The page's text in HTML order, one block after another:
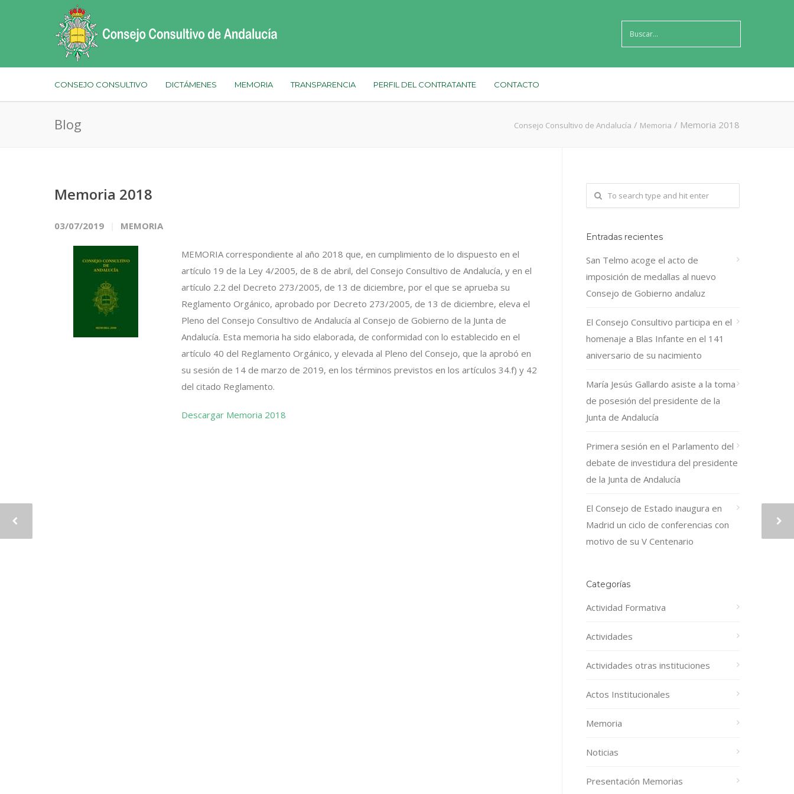
CONSEJO CONSULTIVO DICTÁMENES MEMORIA TRANSPARENCIA PERFIL DEL CONTRATANTE CONTACTO
Blog Consejo Consultivo de Andalucía / Memoria / Memoria 2018
Memoria 2018
03/07/2019 MEMORIA
MEMORIA correspondiente al año 2018 que, en cumplimiento de lo dispuesto en el
artículo 19 de la Ley 4/2005, de 8 de abril, del Consejo Consultivo de Andalucía, y en el
artículo 2.2 del Decreto 273/2005, de 13 de diciembre, por el que se aprueba su
Reglamento Orgánico, aprobado por Decreto 273/2005, de 13 de diciembre, eleva el
Pleno del Consejo Consultivo de Andalucía al Consejo de Gobierno de la Junta de
Andalucía. Esta memoria ha sido elaborada, de conformidad con lo establecido en el
artículo 40 del Reglamento Orgánico, y elevada al Pleno del Consejo, que la aprobó en
su sesión de 14 de marzo de 2019, en los términos previstos en los artículos 34.f) y 42
del citado Reglamento.
Descargar Memoria 2018
Entradas recientes
San Telmo acoge el acto de
imposición de medallas al nuevo
Consejo de Gobierno andaluz
El Consejo Consultivo participa en el
homenaje a Blas Infante en el 141
aniversario de su nacimiento
María Jesús Gallardo asiste a la toma
de posesión del presidente de la
Junta de Andalucía
Primera sesión en el Parlamento del
debate de investidura del presidente
de la Junta de Andalucía
El Consejo de Estado inaugura en
Madrid un ciclo de conferencias con
motivo de su V Centenario
Categorías
Actividad Formativa
Actividades
Actividades otras instituciones
Actos Institucionales
Memoria
Noticias
Presentación Memorias